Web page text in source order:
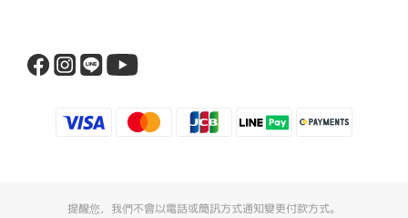
提醒您，我們不會以電話或簡訊方式通知變更付款方式。